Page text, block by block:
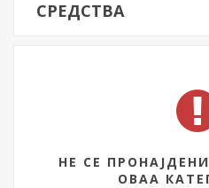
СРЕДСТВА
НЕ СЕ
ОВАА